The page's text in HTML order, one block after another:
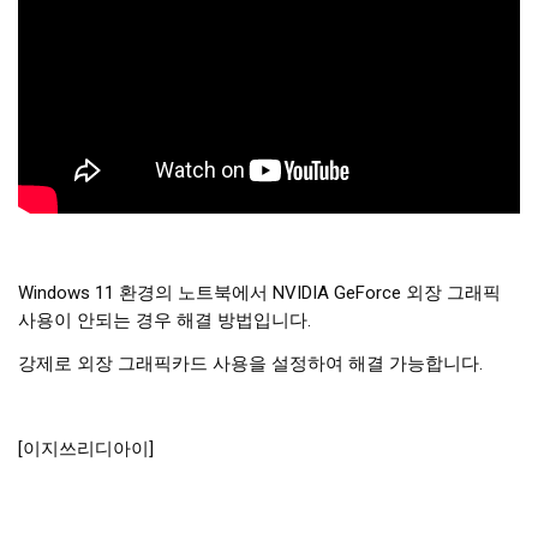
Windows 11 환경의 노트북에서 NVIDIA GeForce 외장 그래픽
사용이 안되는 경우 해결 방법입니다.
강제로 외장 그래픽카드 사용을 설정하여 해결 가능합니다.
[이지쓰리디아이]